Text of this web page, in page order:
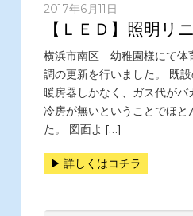
2017年6月11日
【ＬＥＤ】照明リ
横浜市南区 幼稚園様にて体
調の更新を行いました。 既
暖房器しかなく、ガス代が
冷房が無いということでほ
た。 図面よ […]
詳しくはコチラ